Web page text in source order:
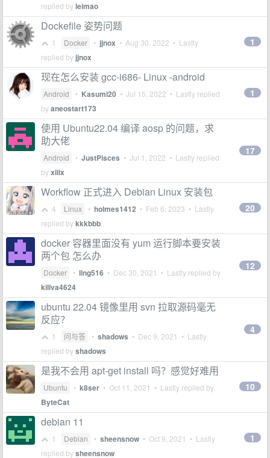
replied byleimao
Dockefile 姿势问题
1 Docker • jjnox • Aug 30, 2022 • Lastly
replied by jjnox
1
现在怎么安装 gcc-i686- Linux -android
Android • Kasumi20 • Jul 15, 2022 • Lastly replied
byaneostart173
1
使用 Ubuntu22.04 编译 aosp 的问题，求
助大佬
Android • JustPisces • Jul 1, 2022 • Lastly replied
byxiiix
17
Workflow 正式进入 Debian Linux 安装包
4 Linux • holmes1412 • Feb 6, 2023 • Lastly
replied bykkkbbb
20
docker 容器里面没有 yum 运行脚本要安装
两个包 怎么办
Docker • ling516 • Dec 30, 2021 • Lastly replied by
killva4624
12
ubuntu 22.04 镜像里用 svn 拉取源码毫无
反应？
1 问与答 • shadows • Dec 9, 2021 • Lastly
replied byshadows
4
是我不会用 apt-get install 吗？感觉好难用
Ubuntu • k8ser • Oct 11, 2021 • Lastly replied by
ByteCat
10
debian 11
1 Debian • sheensnow • Oct 9, 2021 • Lastly
replied bysheensnow
1